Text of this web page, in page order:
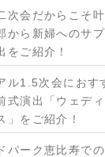
次会だからこそ叶
から新婦へのサプ
をご紹介！
ル1.5次会におす
式演出「ウェデ
」をご紹介！
パーク恵比寿で